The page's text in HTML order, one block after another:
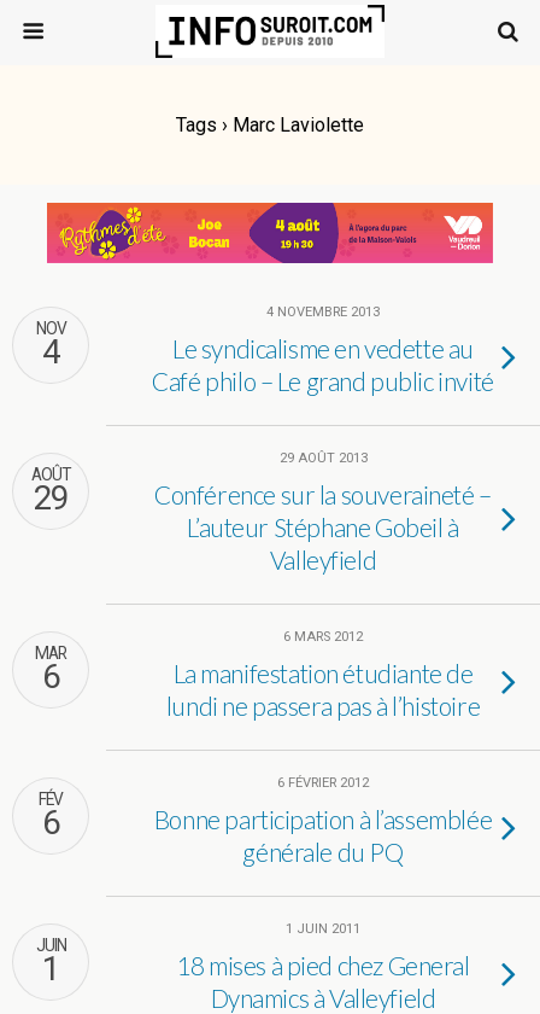
Tags › Marc Laviolette
NOV
4
4 NOVEMBRE 2013
Le syndicalisme en vedette au
Café philo – Le grand public invité
AOÛT
29
29 AOÛT 2013
Conférence sur la souveraineté –
L’auteur Stéphane Gobeil à
Valleyfield
MAR
6
6 MARS 2012
La manifestation étudiante de
lundi ne passera pas à l’histoire
FÉV
6
6 FÉVRIER 2012
Bonne participation à l’assemblée
générale du PQ
JUIN
1
1 JUIN 2011
18 mises à pied chez General
Dynamics à Valleyfield